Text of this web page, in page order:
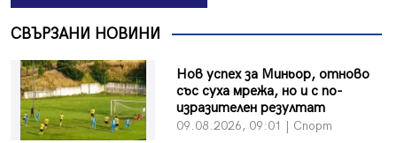
СВЪРЗАНИ НОВИНИ
Нов успех за Миньор, отново
със суха мрежа, но и с по-
изразителен резултат
09.08.2026, 09:01 | Спорт